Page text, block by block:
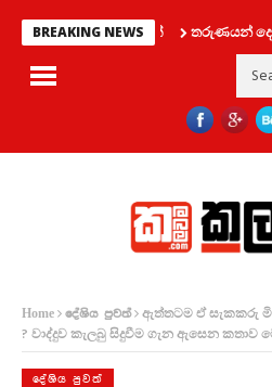
BREAKING NEWS තරුණයන්
Home දේශිය පුවත්
ඇත්තටම ඒ සැකකරු
? වාද්දුව කැලබු සිදුවීම ගැන ඇසෙන කතාව
දේශිය පුවත්